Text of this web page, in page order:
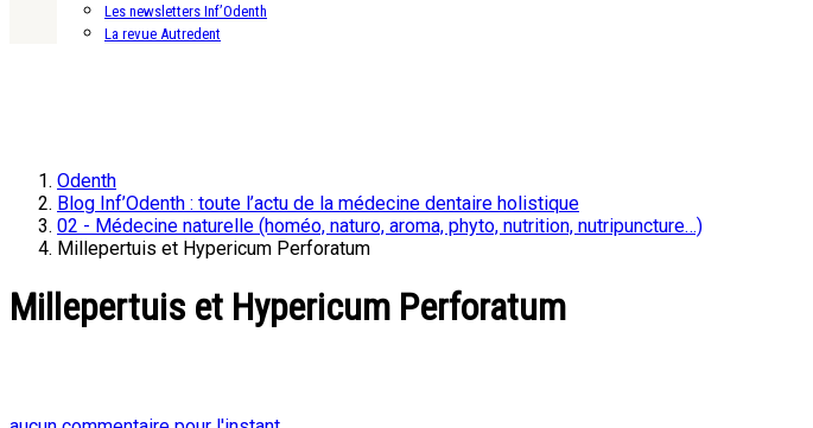
Les newsletters Inf’Odenth
La revue Autredent
Odenth
Blog Inf’Odenth : toute l’actu de la médecine dentaire holistique
02 - Médecine naturelle (homéo, naturo, aroma, phyto, nutrition, nutripuncture…)
Millepertuis et Hypericum Perforatum
Millepertuis et Hypericum Perforatum